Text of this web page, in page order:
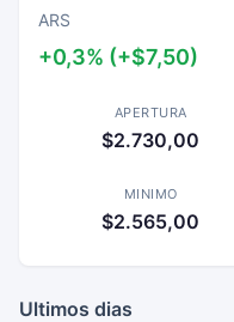
ARS
+0,3% (+$7,50)
APERTURA
$2.730,00
MINIMO
$2.565,00
Ultimos dias